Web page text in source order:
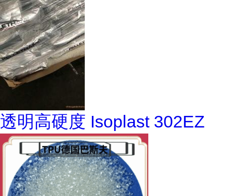
透明高硬度 Isoplast 302EZ